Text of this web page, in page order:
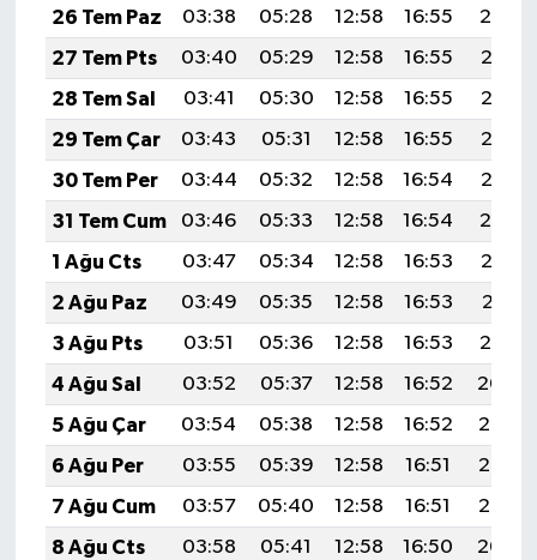
26 Tem Paz
03:38 05:28 12:58 16:55
20:19
27 Tem Pts
03:40 05:29 12:58 16:55
20:18
28 Tem Sal
03:41 05:30 12:58 16:55
20:17
29 Tem Çar
03:43 05:31 12:58 16:55
20:16
30 Tem Per
03:44 05:32 12:58 16:54
20:15
31 Tem Cum
03:46 05:33 12:58 16:54
20:14
1 Ağu Cts
03:47 05:34 12:58 16:53
20:13
2 Ağu Paz
03:49 05:35 12:58 16:53
20:11
3 Ağu Pts
03:51 05:36 12:58 16:53
20:10
4 Ağu Sal
03:52 05:37 12:58 16:52
20:09
5 Ağu Çar
03:54 05:38 12:58 16:52
20:08
6 Ağu Per
03:55 05:39 12:58 16:51
20:07
7 Ağu Cum
03:57 05:40 12:58 16:51
20:05
8 Ağu Cts
03:58 05:41 12:58 16:50
20:04